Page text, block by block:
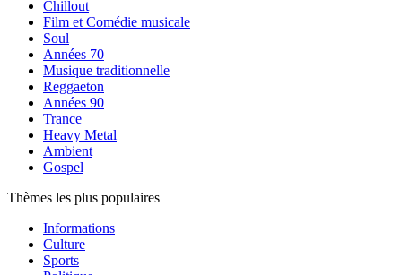
Chillout
Film et Comédie musicale
Soul
Années 70
Musique traditionnelle
Reggaeton
Années 90
Trance
Heavy Metal
Ambient
Gospel
Thèmes les plus populaires
Informations
Culture
Sports